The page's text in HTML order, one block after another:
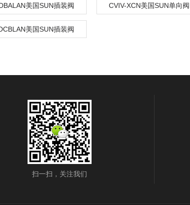
美国SUN插装阀 CVIV-XCN美国SUN单向阀
美国SUN插装阀
扫一扫，关注我们